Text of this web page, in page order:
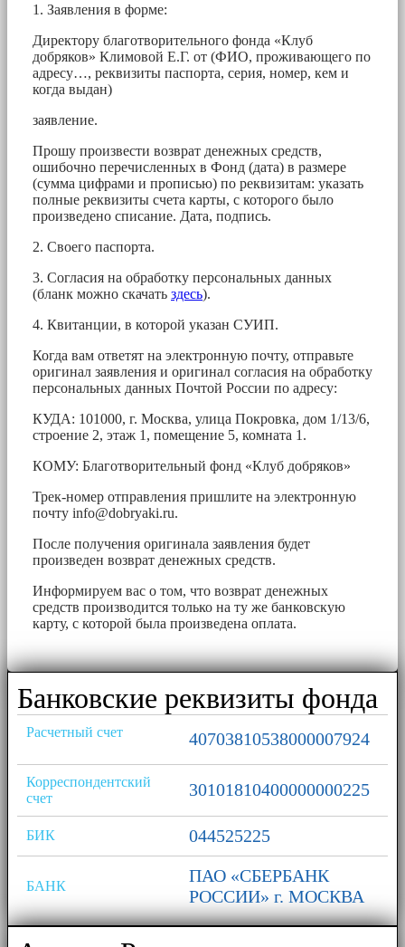
1. Заявления в форме:
Директору благотворительного фонда «Клуб
добряков» Климовой Е.Г. от (ФИО, проживающего по
адресу…, реквизиты паспорта, серия, номер, кем и
когда выдан)
заявление.
Прошу произвести возврат денежных средств,
ошибочно перечисленных в Фонд (дата) в размере
(сумма цифрами и прописью) по реквизитам: указать
полные реквизиты счета карты, с которого было
произведено списание. Дата, подпись.
2. Своего паспорта.
3. Согласия на обработку персональных данных
(бланк можно скачать здесь).
4. Квитанции, в которой указан СУИП.
Когда вам ответят на электронную почту, отправьте
оригинал заявления и оригинал согласия на обработку
персональных данных Почтой России по адресу:
КУДА: 101000, г. Москва, улица Покровка, дом 1/13/6,
строение 2, этаж 1, помещение 5, комната 1.
КОМУ: Благотворительный фонд «Клуб добряков»
Трек-номер отправления пришлите на электронную
почту info@dobryaki.ru.
После получения оригинала заявления будет
произведен возврат денежных средств.
Информируем вас о том, что возврат денежных
средств производится только на ту же банковскую
карту, с которой была произведена оплата.
Банковские реквизиты фонда
Расчетный счет 40703810538000007924
Корреспондентский
счет
30101810400000000225
БИК 044525225
БАНК
ПАО «СБЕРБАНК
РОССИИ» г. МОСКВА